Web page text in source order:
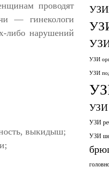
проводят
— гинекологи
либо нарушений
выкидыш;
УЗИ
УЗИ
УЗИ
УЗИ
УЗИ
УЗИ
УЗИ